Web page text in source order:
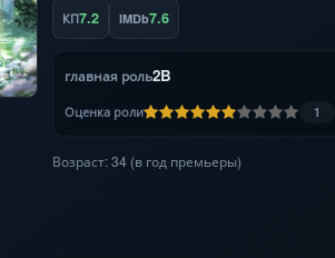
КП7.2 IMDb7.6
главная роль2B
Оценка роли 1
Возраст: 34 (в год премьеры)